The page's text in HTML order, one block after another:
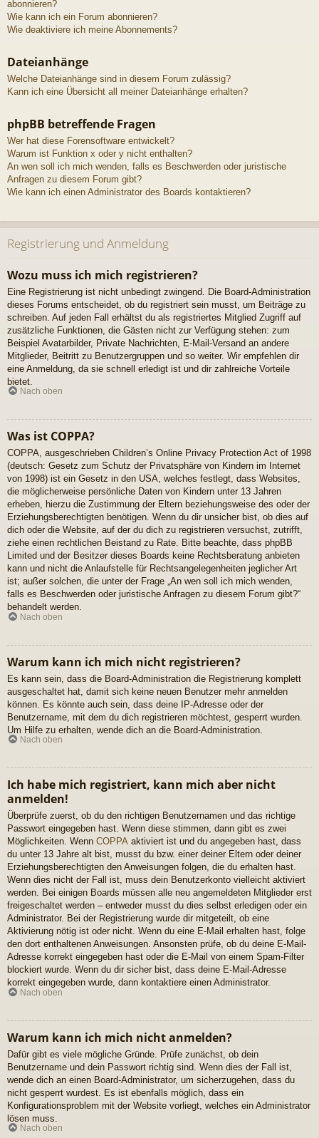
abonnieren?
Wie kann ich ein Forum abonnieren?
Wie deaktiviere ich meine Abonnements?
Dateianhänge
Welche Dateianhänge sind in diesem Forum zulässig?
Kann ich eine Übersicht all meiner Dateianhänge erhalten?
phpBB betreffende Fragen
Wer hat diese Forensoftware entwickelt?
Warum ist Funktion x oder y nicht enthalten?
An wen soll ich mich wenden, falls es Beschwerden oder juristische
Anfragen zu diesem Forum gibt?
Wie kann ich einen Administrator des Boards kontaktieren?
Registrierung und Anmeldung
Wozu muss ich mich registrieren?
Eine Registrierung ist nicht unbedingt zwingend. Die Board-Administration
dieses Forums entscheidet, ob du registriert sein musst, um Beiträge zu
schreiben. Auf jeden Fall erhältst du als registriertes Mitglied Zugriff auf
zusätzliche Funktionen, die Gästen nicht zur Verfügung stehen: zum
Beispiel Avatarbilder, Private Nachrichten, E-Mail-Versand an andere
Mitglieder, Beitritt zu Benutzergruppen und so weiter. Wir empfehlen dir
eine Anmeldung, da sie schnell erledigt ist und dir zahlreiche Vorteile
bietet.
Nach oben
Was ist COPPA?
COPPA, ausgeschrieben Children’s Online Privacy Protection Act of 1998
(deutsch: Gesetz zum Schutz der Privatsphäre von Kindern im Internet
von 1998) ist ein Gesetz in den USA, welches festlegt, dass Websites,
die möglicherweise persönliche Daten von Kindern unter 13 Jahren
erheben, hierzu die Zustimmung der Eltern beziehungsweise des oder der
Erziehungsberechtigten benötigen. Wenn du dir unsicher bist, ob dies auf
dich oder die Website, auf der du dich zu registrieren versuchst, zutrifft,
ziehe einen rechtlichen Beistand zu Rate. Bitte beachte, dass phpBB
Limited und der Besitzer dieses Boards keine Rechtsberatung anbieten
kann und nicht die Anlaufstelle für Rechtsangelegenheiten jeglicher Art
ist; außer solchen, die unter der Frage „An wen soll ich mich wenden,
falls es Beschwerden oder juristische Anfragen zu diesem Forum gibt?“
behandelt werden.
Nach oben
Warum kann ich mich nicht registrieren?
Es kann sein, dass die Board-Administration die Registrierung komplett
ausgeschaltet hat, damit sich keine neuen Benutzer mehr anmelden
können. Es könnte auch sein, dass deine IP-Adresse oder der
Benutzername, mit dem du dich registrieren möchtest, gesperrt wurden.
Um Hilfe zu erhalten, wende dich an die Board-Administration.
Nach oben
Ich habe mich registriert, kann mich aber nicht
anmelden!
Überprüfe zuerst, ob du den richtigen Benutzernamen und das richtige
Passwort eingegeben hast. Wenn diese stimmen, dann gibt es zwei
Möglichkeiten. Wenn COPPA aktiviert ist und du angegeben hast, dass
du unter 13 Jahre alt bist, musst du bzw. einer deiner Eltern oder deiner
Erziehungsberechtigten den Anweisungen folgen, die du erhalten hast.
Wenn dies nicht der Fall ist, muss dein Benutzerkonto vielleicht aktiviert
werden. Bei einigen Boards müssen alle neu angemeldeten Mitglieder erst
freigeschaltet werden – entweder musst du dies selbst erledigen oder ein
Administrator. Bei der Registrierung wurde dir mitgeteilt, ob eine
Aktivierung nötig ist oder nicht. Wenn du eine E-Mail erhalten hast, folge
den dort enthaltenen Anweisungen. Ansonsten prüfe, ob du deine E-Mail-
Adresse korrekt eingegeben hast oder die E-Mail von einem Spam-Filter
blockiert wurde. Wenn du dir sicher bist, dass deine E-Mail-Adresse
korrekt eingegeben wurde, dann kontaktiere einen Administrator.
Nach oben
Warum kann ich mich nicht anmelden?
Dafür gibt es viele mögliche Gründe. Prüfe zunächst, ob dein
Benutzername und dein Passwort richtig sind. Wenn dies der Fall ist,
wende dich an einen Board-Administrator, um sicherzugehen, dass du
nicht gesperrt wurdest. Es ist ebenfalls möglich, dass ein
Konfigurationsproblem mit der Website vorliegt, welches ein Administrator
lösen muss.
Nach oben